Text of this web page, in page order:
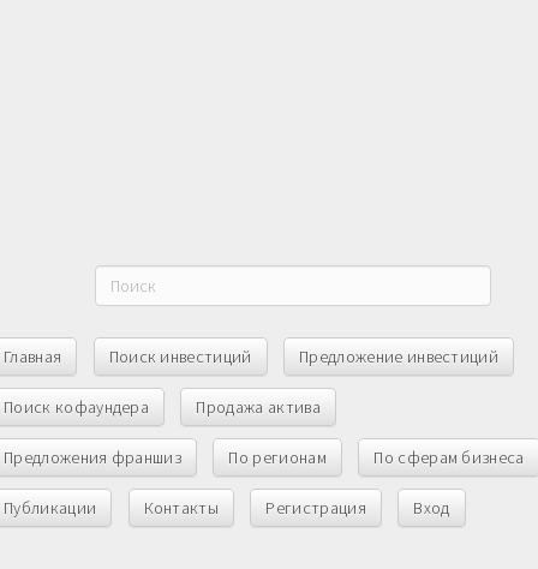
Главная Поиск инвестиций Предложение инвестиций
Поиск кофаундера Продажа актива
Предложения франшиз По регионам По сферам бизнеса
Публикации Контакты Регистрация Вход